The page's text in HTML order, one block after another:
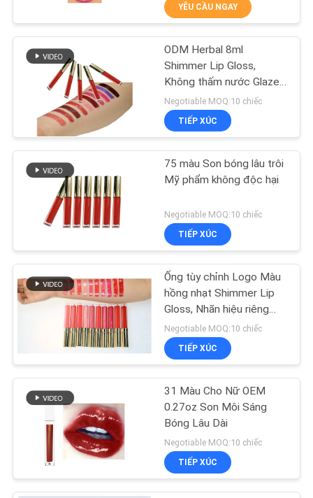
QUAN
NHÀ
KIỂM
SOÁT
CHẤT
LƯỢNG
LIÊN
HỆ
CHÚNG
YÊU
CẦU
BÁO
Son bóng Shimmer
Chì kẻ viền môi
Sơn móng tay không
độc hại
50
YÊU CẦU NGAY
ODM Herbal 8ml
Shimmer Lip Gloss,
Không thấm nước Glaze
Lip Gloss
Negotiable MOQ:10 chiếc
TIẾP XÚC
75 màu Son bóng lâu trôi
Mỹ phẩm không độc hại
Negotiable MOQ:10 chiếc
TIẾP XÚC
Ống tùy chỉnh Logo Màu
hồng nhạt Shimmer Lip
Gloss, Nhãn hiệu riêng
Son bóng
Negotiable MOQ:10 chiếc
TIẾP XÚC
31 Màu Cho Nữ OEM
0.27oz Son Môi Sáng
Bóng Lâu Dài
Negotiable MOQ:10 chiếc
TIẾP XÚC